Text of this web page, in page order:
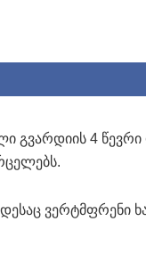
4 წევრი
ვერტმფრენი